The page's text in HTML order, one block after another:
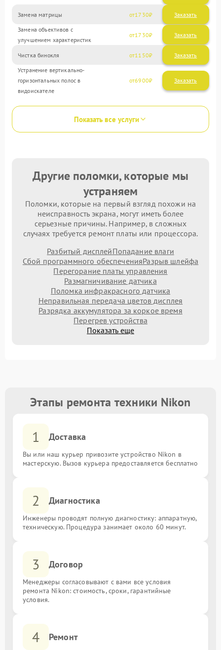
Замена матрицы 1730
Замена объективов с
улучшением характеристик
1730
Чистка бинокля 1150
Устранение вертикально-
горизонтальных полос в
видоискателе
6900
Показать все услуги
Другие поломки, которые мы
устраняем
Поломки, которые на первый взгляд похожи на
неисправность экрана, могут иметь более
серьезные причины. Например, в сложных
случаях требуется ремонт платы или процессора.
Разбитый дисплейПопадание влаги
Сбой программного обеспеченияРазрыв шлейфа
Перегорание платы управления
Размагничивание датчика
Поломка инфракрасного датчика
Неправильная передача цветов дисплея
Разрядка аккумулятора за коркое время
Перегрев устройства
Показать еще
Этапы ремонта техники Nikon
1 Доставка
Вы или наш курьер привозите устройство Nikon в
мастерскую. Вызов курьера предоставляется бесплатно
2 Диагностика
Инженеры проводят полную диагностику: аппаратную,
техническую. Процедура занимает около 60 минут.
3 Договор
Менеджеры согласовывают с вами все условия
ремонта Nikon: стоимость, сроки, гарантийные
условия.
4 Ремонт